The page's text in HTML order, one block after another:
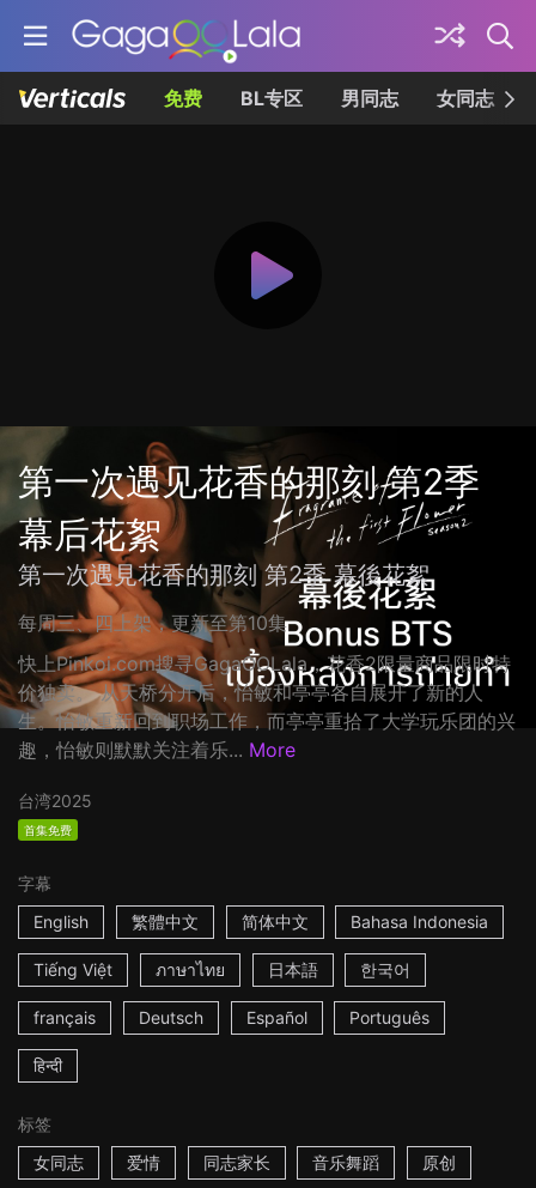
免费 BL专区 男同志 女同志
第一次遇见花香的那刻 第2季
幕后花絮
第一次遇見花香的那刻 第2季 幕後花絮
每周三、四上架，更新至第10集
快上Pinkoi.com搜寻GagaOOLala，花香2限量商品限时特
价独卖。 从天桥分开后，怡敏和亭亭各自展开了新的人
生。怡敏重新回到职场工作，而亭亭重拾了大学玩乐团的兴
趣，怡敏则默默关注着乐... More
台湾2025
首集免费
字幕
English
繁體中文 简体中文 Bahasa Indonesia
Tiếng Việt ภาษาไทย 日本語 한국어
français Deutsch Español Português
हिन्दी
标签
女同志
爱情 同志家长 音乐舞蹈 原创